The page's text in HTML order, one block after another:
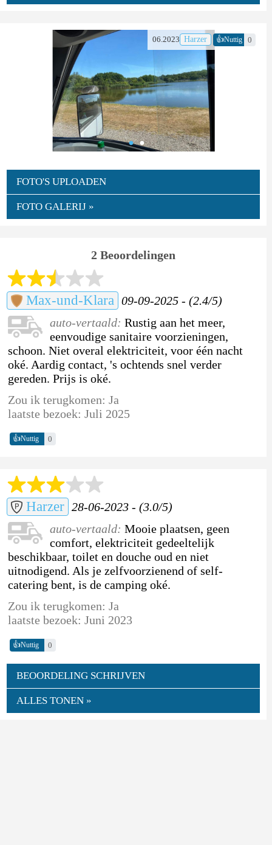
06.2023 Harzer 👍Nuttig 0
FOTO'S UPLOADEN
FOTO GALERIJ »
2 Beoordelingen
Max-und-Klara 09-09-2025 - (2.4/5)
auto-vertaald: Rustig aan het meer,
eenvoudige sanitaire voorzieningen,
schoon. Niet overal elektriciteit, voor één nacht
oké. Aardig contact, 's ochtends snel verder
gereden. Prijs is oké.
Zou ik terugkomen: Ja
laatste bezoek: Juli 2025
👍Nuttig 0
Harzer 28-06-2023 - (3.0/5)
auto-vertaald: Mooie plaatsen, geen
comfort, elektriciteit gedeeltelijk
beschikbaar, toilet en douche oud en niet
uitnodigend. Als je zelfvoorzienend of self-
catering bent, is de camping oké.
Zou ik terugkomen: Ja
laatste bezoek: Juni 2023
👍Nuttig 0
BEOORDELING SCHRIJVEN
ALLES TONEN »